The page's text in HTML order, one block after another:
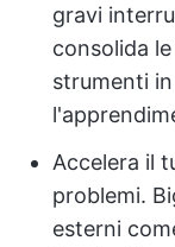
gravi
consolida
strumenti
Accelera il
problemi.
esterni